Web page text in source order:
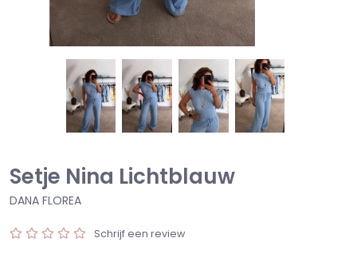
Setje Nina Lichtblauw
DANA FLOREA
Schrijf een review